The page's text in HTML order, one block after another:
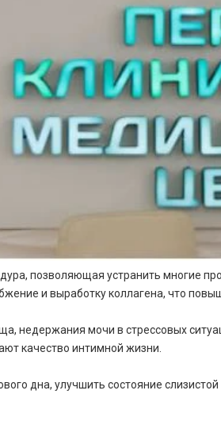
позволяющая устранить многие
и выработку коллагена, что
мочи в стрессовых
качество интимной жизни.
дна, улучшить состояние